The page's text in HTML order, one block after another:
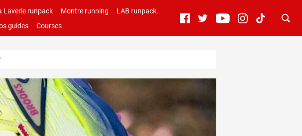
Laverie runpack Montre running
LAB runpack.
guides
Courses